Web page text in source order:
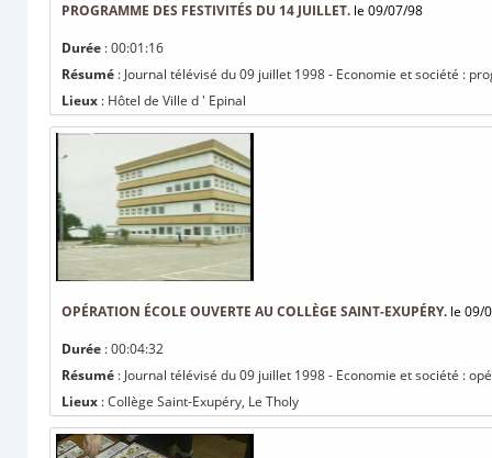
PROGRAMME DES FESTIVITÉS DU 14 JUILLET. le 09/07/98
Durée : 00:01:16
Résumé : Journal télévisé du 09 juillet 1998 - Economie et société :
Lieux : Hôtel de Ville d ' Epinal
OPÉRATION ÉCOLE OUVERTE AU COLLÈGE SAINT-EXUPÉRY. le 09/
Durée : 00:04:32
Résumé : Journal télévisé du 09 juillet 1998 - Economie et société :
Lieux : Collège Saint-Exupéry, Le Tholy